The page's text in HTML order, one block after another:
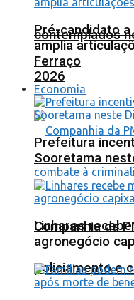
contemplados
2026
Companhia da
policiamento e
Pré-candidato
amplia
Ferraço
Economia
Prefeitura
Sooretama
Linhares
agronegócio